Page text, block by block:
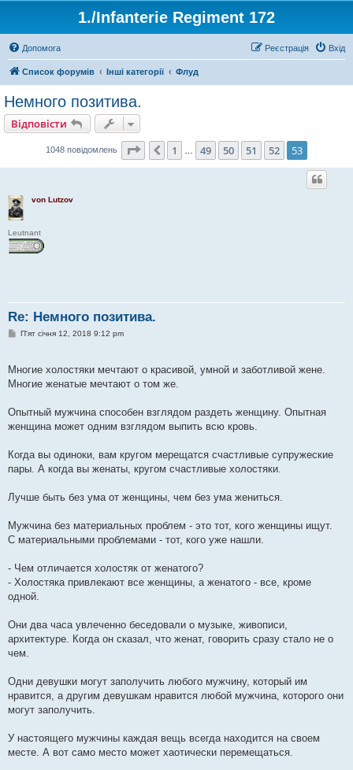
1./Infanterie Regiment 172
Допомога Вхід
Реєстрація
Список форумів Інші категорії Флуд
Немного позитива.
Відповісти
1048 повідомлень Сторінка53 з53
Поперед.
1 49 50 51 52 53
von Lutzov
Leutnant
Re: Немного позитива.
П
д
м
н
н
П'ят січня 12, 2018 9:12 pm
Многие холостяки мечтают о кpасивой, умной и заботливой жене.
Многие женатые мечтают о том же.
Опытный мужчина способен взглядом раздеть женщину. Опытная
женщина может одним взглядом выпить всю кровь.
Когда вы одиноки, вам кругом мерещатся счастливые супружеские
пары. А когда вы женаты, кругом счастливые холостяки.
Лучше быть без ума от женщины, чем без ума жениться.
Мужчина без материальных проблем - это тот, кого женщины ищут.
С материальными проблемами - тот, кого уже нашли.
- Чем отличается холостяк от женатого?
- Холостяка привлекают все женщины, а женатого - все, кроме
одной.
Они два часа увлеченно беседовали о музыке, живописи,
архитектуре. Когда он сказал, что женат, говорить сразу стало не о
чем.
Одни девушки могут заполучить любого мужчину, который им
нравится, а другим девушкам нравится любой мужчина, которого они
могут заполучить.
У настоящего мужчины каждая вещь всегда находится на своем
месте. А вот само место может хаотически перемещаться.